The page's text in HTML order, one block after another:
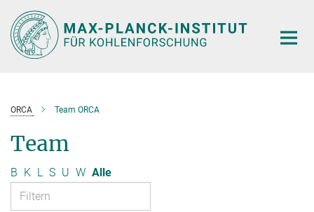
Hauptinhalt
ORCA Team ORCA
Team
B K L S U W Alle